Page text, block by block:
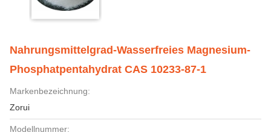
Nahrungsmittelgrad-Wasserfreies Magnesium-
Phosphatpentahydrat CAS 10233-87-1
Markenbezeichnung:
Zorui
Modellnummer: